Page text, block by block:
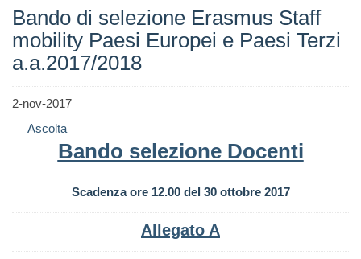
Bando di selezione Erasmus Staff
mobility Paesi Europei e Paesi Terzi
a.a.2017/2018
2-nov-2017
Ascolta
Bando selezione Docenti
Scadenza ore 12.00 del 30 ottobre 2017
Allegato A